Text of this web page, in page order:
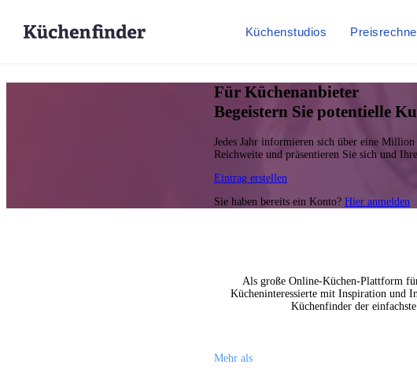
Küchenstudios
Für Küchenanbieter
Begeistern Sie potentielle
Jedes Jahr informieren sich über eine
Reichweite und präsentieren Sie sich und
Eintrag erstellen
Sie haben bereits ein Konto? Hier anmelden
Als große Online-Küchen-Plattform
Kücheninteressierte mit Inspiration und
Küchenfinder der
Mehr als